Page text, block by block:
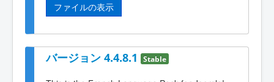
ファイルの表示
バージョン 4.4.8.1 Stable